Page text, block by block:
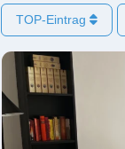
TOP-Eintrag